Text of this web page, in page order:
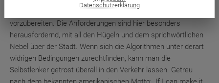
Fahrzeuge auf die komplexe Verkehrs-Wirklichkeit
vorzubereiten. Die Anforderungen sind hier besonders
herausfordernd, mit all den Hügeln und dem sprichwörtlichen
Nebel über der Stadt. Wenn sich die Algorithmen unter derart
widrigen Bedingungen zurechtfinden, kann man die
Selbstlenker getrost überall in den Verkehr lassen. Getreu
Datenschutzerklärung